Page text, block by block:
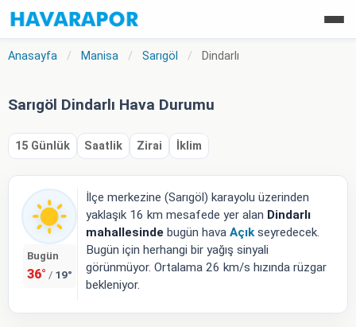
Anasayfa / Manisa / Sarıgöl / Dindarlı
Sarıgöl Dindarlı Hava Durumu
15 Günlük Saatlik Zirai İklim
Bugün
36° / 19°
İlçe merkezine (Sarıgöl) karayolu üzerinden
yaklaşık 16 km mesafede yer alan Dindarlı
mahallesinde bugün hava Açıkseyredecek.
Bugün için herhangi bir yağış sinyali
görünmüyor. Ortalama 26 km/s hızında rüzgar
bekleniyor.